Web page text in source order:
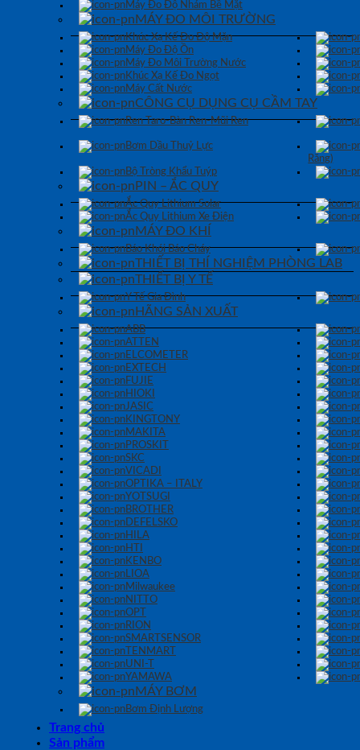
Máy Đo Độ Nhám Bề Mặt
MÁY ĐO MÔI TRƯỜNG
Khúc Xạ Kế Đo Độ Mặn
Máy Đo Độ Ồn
Máy Đo Môi Trường Nước
Khúc Xạ Kế Đo Ngọt
Máy Cất Nước
CÔNG CỤ DỤNG CỤ CẦM TAY
Ren Taro-Bàn Ren-Mũi Ren
Bơm Dầu Thuỷ Lực
Răng)
Bộ Tròng Khẩu Tuýp
PIN – ẮC QUY
Ắc Quy Lithium Solar
Ắc Quy Lithium Xe Điện
MÁY ĐO KHÍ
Báo Khói Báo Cháy
THIẾT BỊ THÍ NGHIỆM PHÒNG LAB
THIẾT BỊ Y TẾ
Y Tế Gia Đình
HÃNG SẢN XUẤT
ABB
ATTEN
ELCOMETER
EXTECH
FUJIE
HIOKI
JASIC
KINGTONY
MAKITA
PROSKIT
SKC
VICADI
OPTIKA – ITALY
YOTSUGI
BROTHER
DEFELSKO
HILA
HTI
KENBO
LIOA
Milwaukee
NITTO
OPT
RION
SMARTSENSOR
TENMART
UNI-T
YAMAWA
MÁY BƠM
Bơm Định Lượng
Trang chủ
Sản phẩm